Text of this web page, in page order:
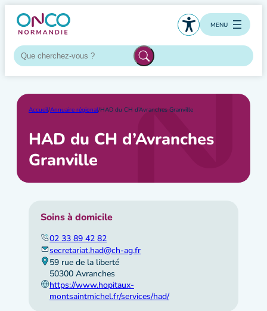
Aller
contenu
MENU
Accueil/Annuaire régional/HAD du CH d’Avranches Granville
HAD du CH d’Avranches
Granville
Soins à domicile
02 33 89 42 82
secretariat.had@ch-ag.fr
59 rue de la liberté
50300 Avranches
https://www.hopitaux-
montsaintmichel.fr/services/had/